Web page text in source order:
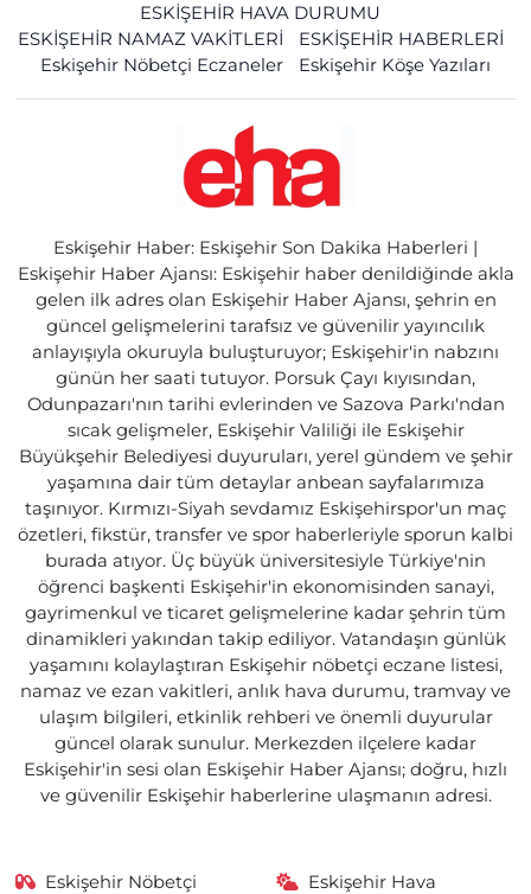
ESKİŞEHİR HAVA DURUMU
ESKİŞEHİR NAMAZ VAKİTLERİ
ESKİŞEHİR HABERLERİ
Eskişehir Nöbetçi Eczaneler
Eskişehir Köşe Yazıları
Eskişehir Haber: Eskişehir Son Dakika Haberleri |
Eskişehir Haber Ajansı: Eskişehir haber denildiğinde akla
gelen ilk adres olan Eskişehir Haber Ajansı, şehrin en
güncel gelişmelerini tarafsız ve güvenilir yayıncılık
anlayışıyla okuruyla buluşturuyor; Eskişehir'in nabzını
günün her saati tutuyor. Porsuk Çayı kıyısından,
Odunpazarı'nın tarihi evlerinden ve Sazova Parkı'ndan
sıcak gelişmeler, Eskişehir Valiliği ile Eskişehir
Büyükşehir Belediyesi duyuruları, yerel gündem ve şehir
yaşamına dair tüm detaylar anbean sayfalarımıza
taşınıyor. Kırmızı-Siyah sevdamız Eskişehirspor'un maç
özetleri, fikstür, transfer ve spor haberleriyle sporun kalbi
burada atıyor. Üç büyük üniversitesiyle Türkiye'nin
öğrenci başkenti Eskişehir'in ekonomisinden sanayi,
gayrimenkul ve ticaret gelişmelerine kadar şehrin tüm
dinamikleri yakından takip ediliyor. Vatandaşın günlük
yaşamını kolaylaştıran Eskişehir nöbetçi eczane listesi,
namaz ve ezan vakitleri, anlık hava durumu, tramvay ve
ulaşım bilgileri, etkinlik rehberi ve önemli duyurular
güncel olarak sunulur. Merkezden ilçelere kadar
Eskişehir'in sesi olan Eskişehir Haber Ajansı; doğru, hızlı
ve güvenilir Eskişehir haberlerine ulaşmanın adresi.
Eskişehir Nöbetçi
Eskişehir Hava